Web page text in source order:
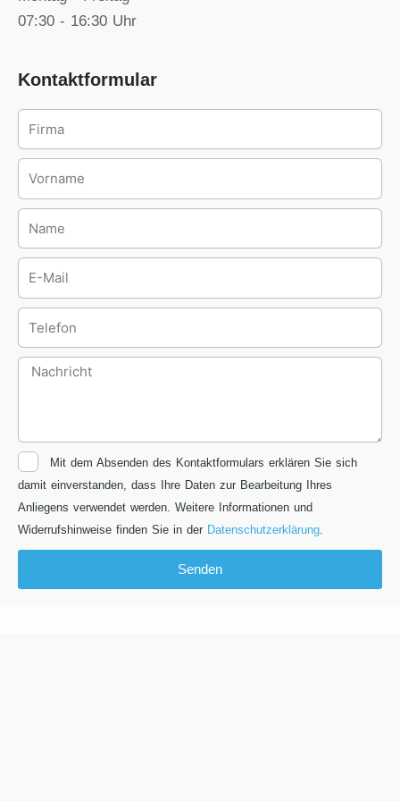
07:30 - 16:30 Uhr
Kontaktformular
Firma
Ansprechpartner
Name
E-
Mail
Telefon
Nachricht
Datenschutz
Mit dem Absenden des Kontaktformulars erklären Sie sich
damit einverstanden, dass Ihre Daten zur Bearbeitung Ihres
Anliegens verwendet werden. Weitere Informationen und
Widerrufshinweise finden Sie in der Datenschutzerklärung.
Senden